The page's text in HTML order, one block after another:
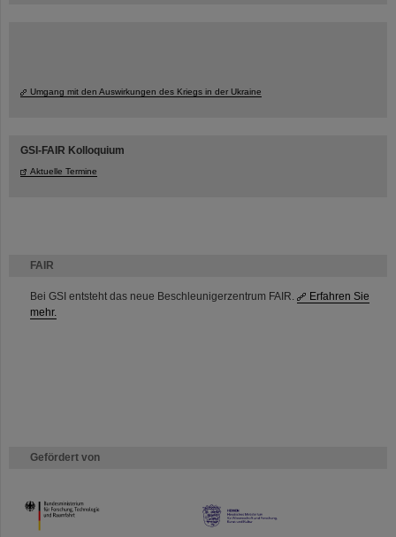
FAIR
Bei GSI entsteht das neue Beschleunigerzentrum FAIR.
Erfahren Sie
mehr.
Gefördert von
HMWK
Umgang mit den Auswirkungen des Kriegs in der Ukraine
GSI-FAIR Kolloquium
Aktuelle Termine